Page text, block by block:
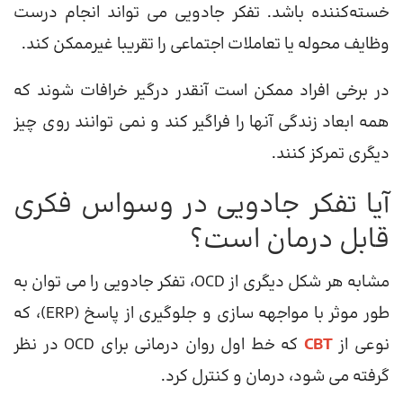
خسته‌کننده باشد. تفکر جادویی می تواند انجام درست
وظایف محوله یا تعاملات اجتماعی را تقریبا غیرممکن کند.
در برخی افراد ممکن است آنقدر درگیر خرافات شوند که
همه ابعاد زندگی آنها را فراگیر کند و نمی توانند روی چیز
دیگری تمرکز کنند.
آیا تفکر جادویی در وسواس فکری
قابل درمان است؟
مشابه هر شکل دیگری از OCD، تفکر جادویی را می توان به
طور موثر با مواجهه سازی و جلوگیری از پاسخ (ERP)، که
نوعی ازCBT
که خط اول روان درمانی برای OCD در نظر
گرفته می شود، درمان و کنترل کرد.